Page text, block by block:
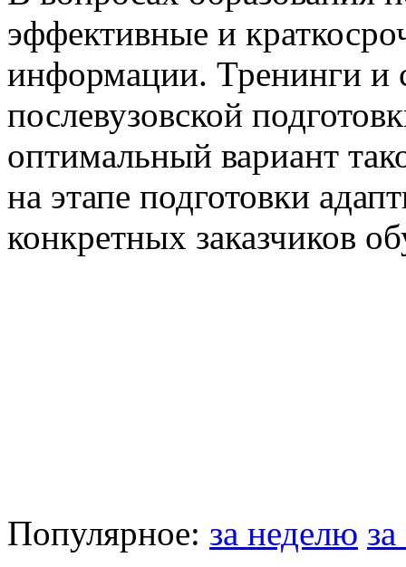
эффективные и
информации. Тренинги и
послевузовской
оптимальный вариант
на этапе подготовки
конкретных заказчиков
Популярное: за неделю